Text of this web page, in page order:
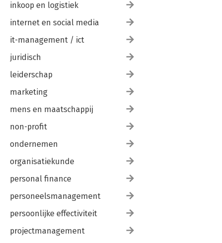
inkoop en logistiek
internet en social media
it-management / ict
juridisch
leiderschap
marketing
mens en maatschappij
non-profit
ondernemen
organisatiekunde
personal finance
personeelsmanagement
persoonlijke effectiviteit
projectmanagement